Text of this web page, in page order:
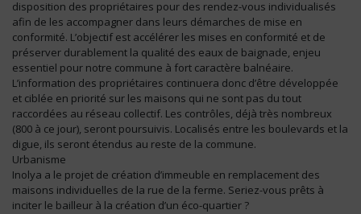
disposition des propriétaires pour des rendez-vous individualisés
afin de les accompagner dans leurs démarches de mise en
conformité. L’objectif est accélérer les mises en conformité et de
préserver durablement la qualité des eaux de baignade, enjeu
essentiel pour notre commune à fort caractère balnéaire.
L’information des propriétaires continuera donc d’être développée
et ciblée en priorité sur les maisons qui ne sont pas du tout
raccordées au réseau collectif. Les contrôles, déjà très nombreux
(800 à ce jour), seront poursuivis. Localisés entre les boulevards et la
digue, ils seront étendus au reste de la commune.
Urbanisme
Inolya a le projet de création d’immeuble en remplacement des
maisons individuelles de la rue de la ferme. Seriez-vous prêts à
inciter le bailleur à la création d’un éco-quartier ?